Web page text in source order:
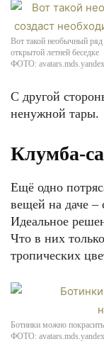
Вот такой необычный ряд
открытой летней беседке
ФОТО:
С другой
ненужной тары.
Клумба-
Ещё одно
вещей на даче –
Идеальное
Что в них
тропических
Ботинки можно
ФОТО: